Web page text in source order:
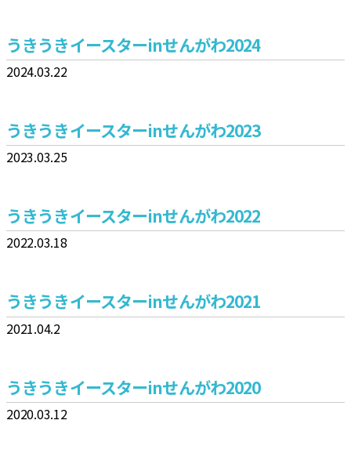
うきうきイースターinせんがわ2024
2024.03.22
うきうきイースターinせんがわ2023
2023.03.25
うきうきイースターinせんがわ2022
2022.03.18
うきうきイースターinせんがわ2021
2021.04.2
うきうきイースターinせんがわ2020
2020.03.12